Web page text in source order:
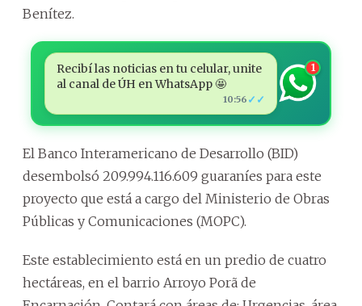
Benítez.
Recibí las noticias en tu celular, unite
al canal de ÚH en WhatsApp 🤩
10:56 ✓✓
1
El Banco Interamericano de Desarrollo (BID)
desembolsó 209.994.116.609 guaraníes para este
proyecto que está a cargo del Ministerio de Obras
Públicas y Comunicaciones (MOPC).
Este establecimiento está en un predio de cuatro
hectáreas, en el barrio Arroyo Porã de